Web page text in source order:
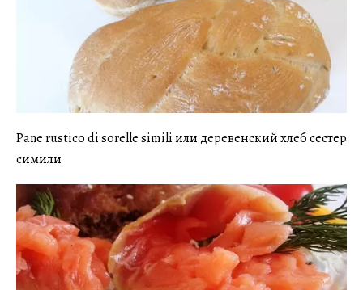
Pane rustico di sorelle simili или деревенский хлеб сестeр
симили